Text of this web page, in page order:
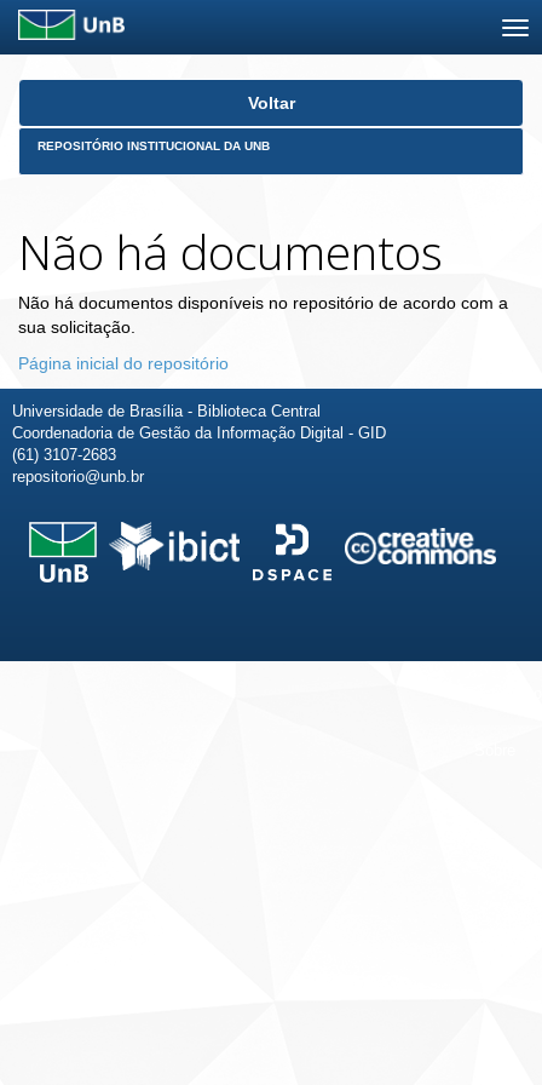
Skip
Voltar
REPOSITÓRIO INSTITUCIONAL DA UNB
Não há documentos
Não há documentos disponíveis no repositório de acordo com a
sua solicitação.
Página inicial do repositório
Universidade de Brasília - Biblioteca Central
Coordenadoria de Gestão da Informação Digital - GID
(61) 3107-2683
repositorio@unb.br